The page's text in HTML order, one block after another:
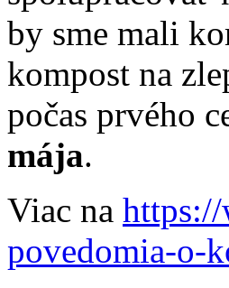
by sme mali
kompost na
počas prvého
mája.
Viac na
povedomia-o-